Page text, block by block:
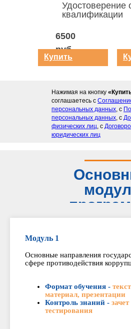
6500
руб.
Удостоверение
квалификации
Купить
курс
Нажимая на кнопку
соглашаетесь с
персональных данных, с
персональных данных, с
физических лиц, с
юридических лиц
Модуль 1
Основные направления
сфере противодействия
Формат обучения -
материал, презентации
Контроль знаний -
тестирования